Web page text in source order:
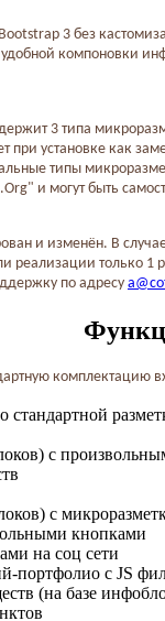
3 без
компоновки
3 типа
при установке как
типы
и могут быть
и изменён. В
только 1
по адресу
комплектацию
стандартной
с
с
кнопками
на соц сети
портфолио с JS
(на базе